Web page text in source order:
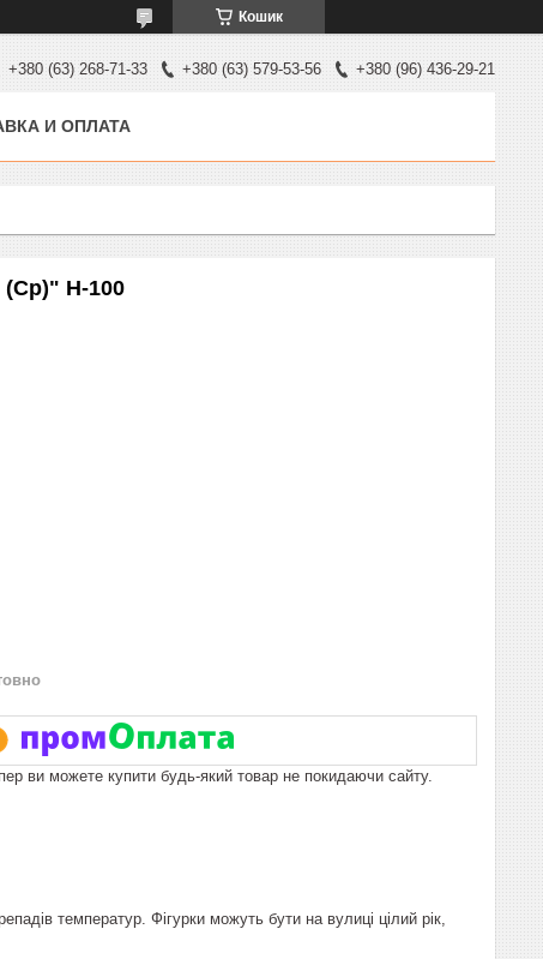
Кошик
+380 (63) 268-71-33 +380 (63) 579-53-56 +380 (96) 436-29-21
И ОПЛАТА
(Ср)" H-100
ви можете купити будь-який товар не покидаючи сайту.
температур. Фігурки можуть бути на вулиці цілий рік,